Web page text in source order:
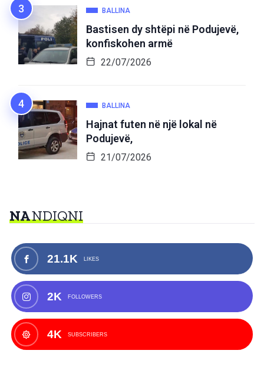
BALLINA
Bastisen dy shtëpi në Podujevë,
konfiskohen armë
22/07/2026
BALLINA
Hajnat futen në një lokal në
Podujevë,
21/07/2026
NANDIQNI
21.1K LIKES
2K FOLLOWERS
4K SUBSCRIBERS